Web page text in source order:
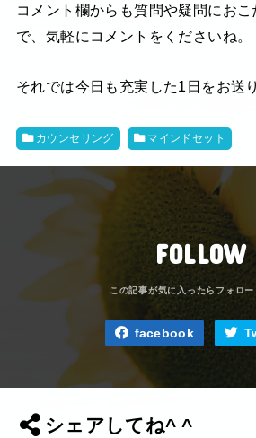
コメント欄からも質問や疑問にお
で、気軽にコメントをくださいね。
それでは今日も充実した1日をお送
カウンセリング マインドセット
FOLLOW
facebook
シェアしてね^ ^